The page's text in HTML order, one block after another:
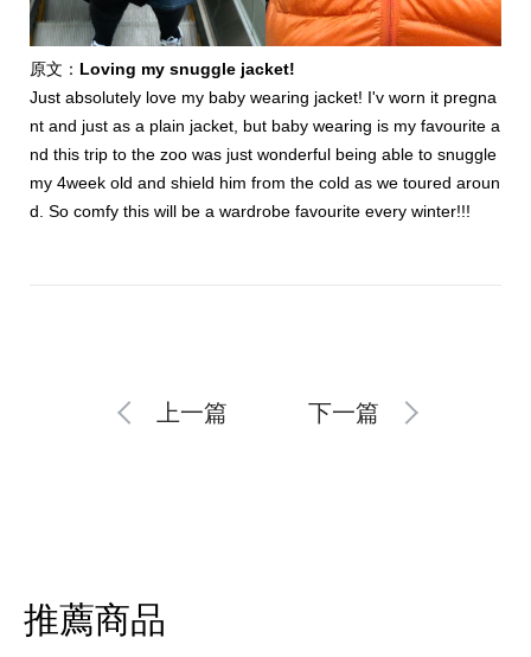
原文： Loving my snuggle jacket!
Just absolutely love my baby wearing jacket! I'v worn it pregna
nt and just as a plain jacket, but baby wearing is my favourite a
nd this trip to the zoo was just wonderful being able to snuggle
my 4week old and shield him from the cold as we toured aroun
d. So comfy this will be a wardrobe favourite every winter!!!
上一篇 下一篇
推薦商品